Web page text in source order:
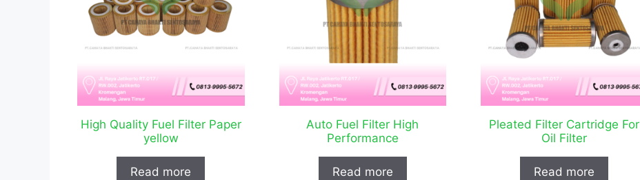
High Quality Fuel Filter Paper
yellow
Read more
Auto Fuel Filter High
Performance
Read more
Pleated Filter Cartridge For
Oil Filter
Read more